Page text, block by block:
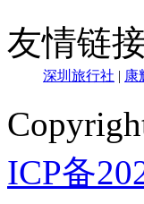
友情链接
深圳旅行社 | 康
ICP备